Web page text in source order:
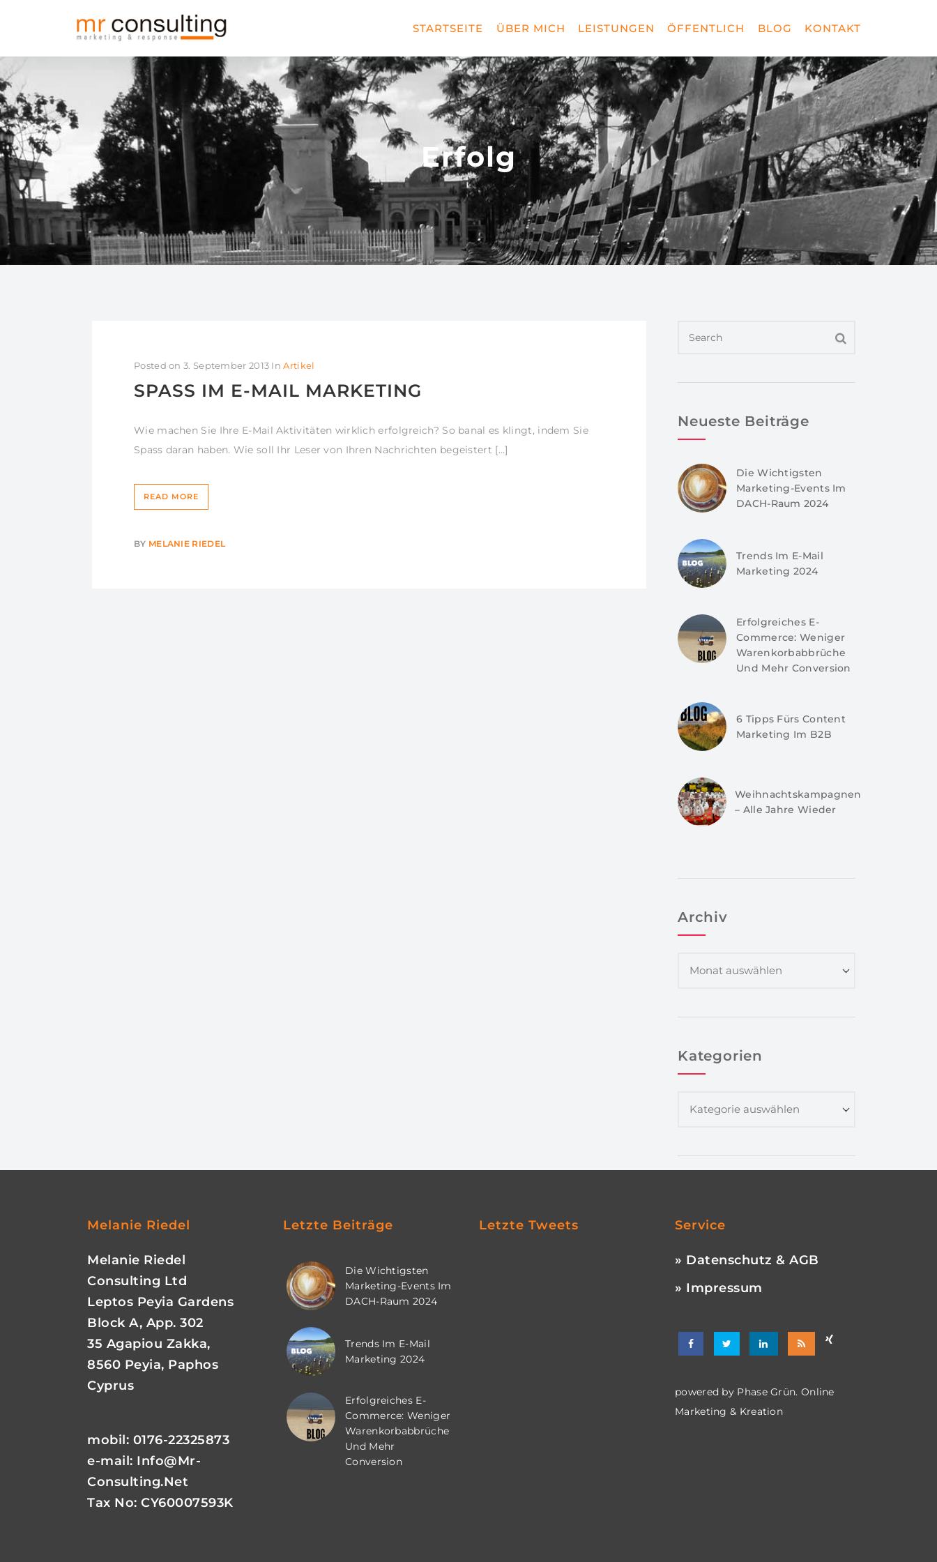
STARTSEITE ÜBER MICH LEISTUNGEN ÖFFENTLICH BLOG KONTAKT
Erfolg
Posted on 3. September 2013 InArtikel
SPASS IM E-MAIL MARKETING
Wie machen Sie Ihre E-Mail Aktivitäten wirklich erfolgreich? So banal es klingt, indem Sie
Spass daran haben. Wie soll Ihr Leser von Ihren Nachrichten begeistert […]
READ MORE
BY MELANIE RIEDEL
Neueste Beiträge
Die Wichtigsten
Marketing-Events Im
DACH-Raum 2024
Trends Im E-Mail
Marketing 2024
Erfolgreiches E-
Commerce: Weniger
Warenkorbabbrüche
Und Mehr Conversion
6 Tipps Fürs Content
Marketing Im B2B
Weihnachtskampagnen
– Alle Jahre Wieder
Archiv
Kategorien
Melanie Riedel
Melanie Riedel
Consulting Ltd
Leptos Peyia Gardens
Block A, App. 302
35 Agapiou Zakka,
8560 Peyia, Paphos
Cyprus
mobil: 0176-22325873
e-mail: Info@mr-
Consulting.net
Tax No: CY60007593K
Letzte Beiträge
Die Wichtigsten
Marketing-Events Im
DACH-Raum 2024
Trends Im E-Mail
Marketing 2024
Erfolgreiches E-
Commerce: Weniger
Warenkorbabbrüche
Und Mehr
Conversion
Letzte Tweets Service
» Datenschutz & AGB
» Impressum
powered by Phase Grün. Online
Marketing & Kreation